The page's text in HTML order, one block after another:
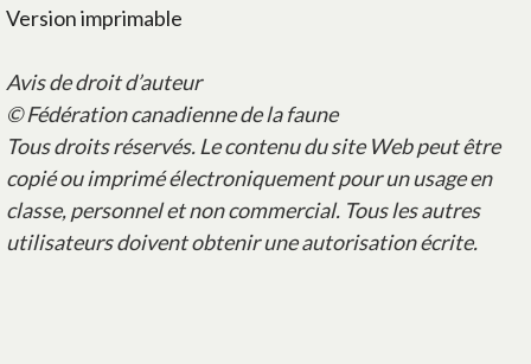
Version imprimable
Avis de droit d’auteur
© Fédération canadienne de la faune
Tous droits réservés. Le contenu du site Web peut être
copié ou imprimé électroniquement pour un usage en
classe, personnel et non commercial. Tous les autres
utilisateurs doivent obtenir une autorisation écrite.